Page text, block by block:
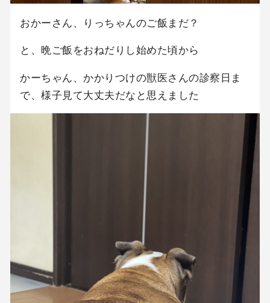
おかーさん、りっちゃんのご飯まだ？
と、晩ご飯をおねだりし始めた頃から
かーちゃん、かかりつけの獣医さんの診察日ま
で、様子見て大丈夫だなと思えました